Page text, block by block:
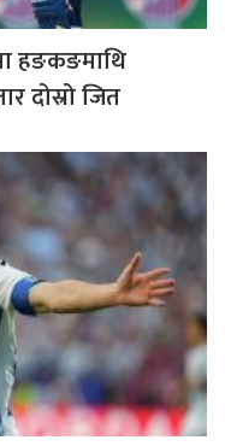
हङकङमाथि
दोस्रो जित